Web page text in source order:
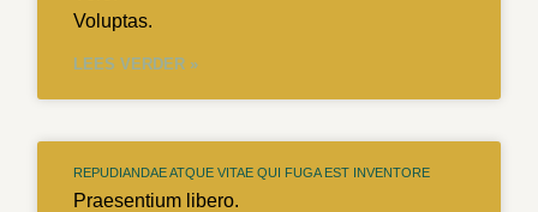
Voluptas.
LEES VERDER »
REPUDIANDAE ATQUE VITAE QUI FUGA EST INVENTORE
Praesentium libero.